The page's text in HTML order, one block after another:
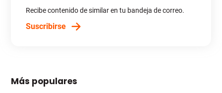
Recibe contenido de similar en tu bandeja de correo.
Suscribirse
Más populares